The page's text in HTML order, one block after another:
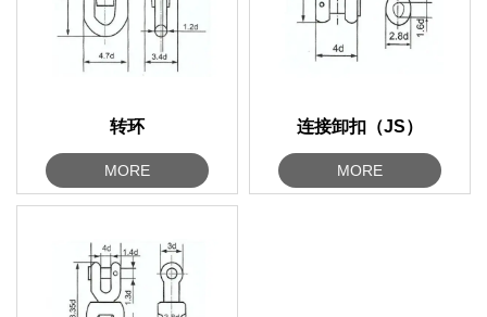
转环
MORE
连接卸扣（JS）
MORE